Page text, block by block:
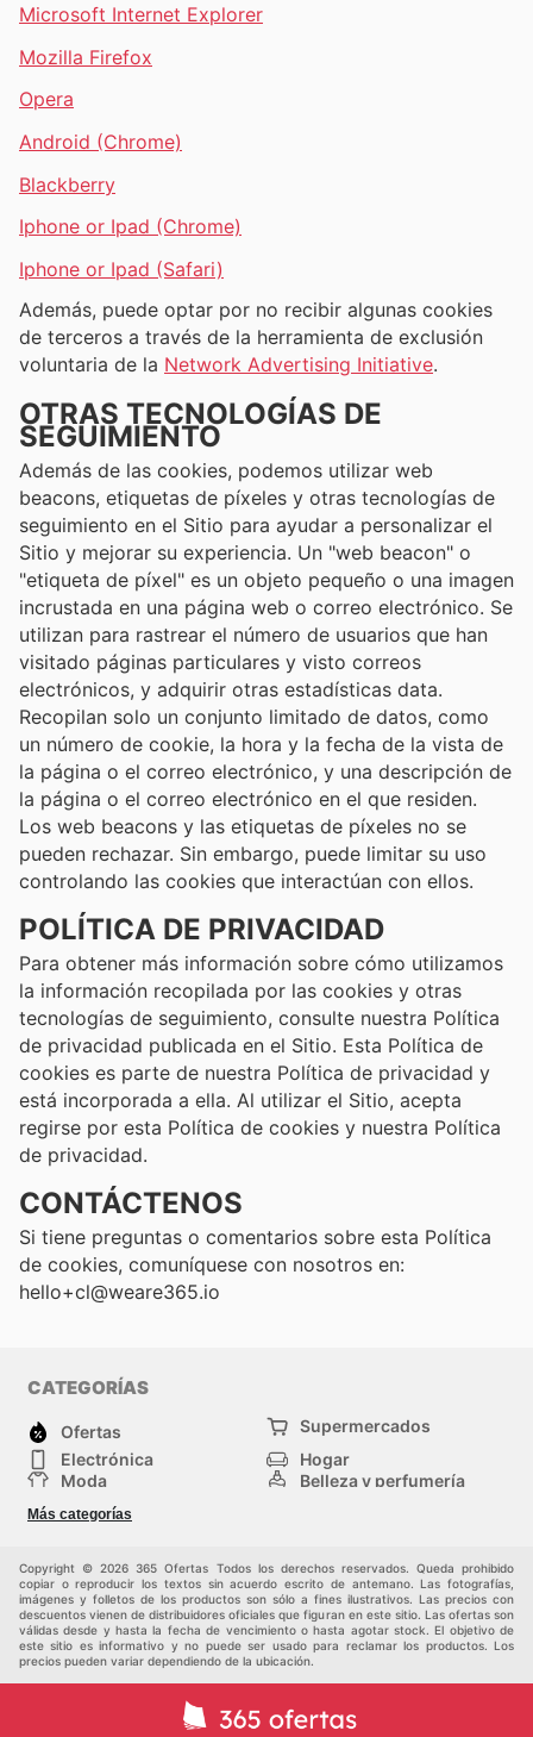
Microsoft Internet Explorer
Mozilla Firefox
Opera
Android (Chrome)
Blackberry
Iphone or Ipad (Chrome)
Iphone or Ipad (Safari)
Además, puede optar por no recibir algunas cookies
de terceros a través de la herramienta de exclusión
voluntaria de la Network Advertising Initiative.
OTRAS TECNOLOGÍAS DE
SEGUIMIENTO
Además de las cookies, podemos utilizar web
beacons, etiquetas de píxeles y otras tecnologías de
seguimiento en el Sitio para ayudar a personalizar el
Sitio y mejorar su experiencia. Un "web beacon" o
"etiqueta de píxel" es un objeto pequeño o una imagen
incrustada en una página web o correo electrónico. Se
utilizan para rastrear el número de usuarios que han
visitado páginas particulares y visto correos
electrónicos, y adquirir otras estadísticas data.
Recopilan solo un conjunto limitado de datos, como
un número de cookie, la hora y la fecha de la vista de
la página o el correo electrónico, y una descripción de
la página o el correo electrónico en el que residen.
Los web beacons y las etiquetas de píxeles no se
pueden rechazar. Sin embargo, puede limitar su uso
controlando las cookies que interactúan con ellos.
POLÍTICA DE PRIVACIDAD
Para obtener más información sobre cómo utilizamos
la información recopilada por las cookies y otras
tecnologías de seguimiento, consulte nuestra Política
de privacidad publicada en el Sitio. Esta Política de
cookies es parte de nuestra Política de privacidad y
está incorporada a ella. Al utilizar el Sitio, acepta
regirse por esta Política de cookies y nuestra Política
de privacidad.
CONTÁCTENOS
Si tiene preguntas o comentarios sobre esta Política
de cookies, comuníquese con nosotros en:
hello+cl@weare365.io
CATEGORÍAS
Ofertas
Supermercados
Electrónica
Hogar
Moda
Belleza y perfumería
Deporte
Más categorías
Copyright © 2026 365 Ofertas Todos los derechos reservados. Queda prohibido
copiar o reproducir los textos sin acuerdo escrito de antemano. Las fotografías,
imágenes y folletos de los productos son sólo a fines ilustrativos. Las precios con
descuentos vienen de distribuidores oficiales que figuran en este sitio. Las ofertas son
válidas desde y hasta la fecha de vencimiento o hasta agotar stock. El objetivo de
este sitio es informativo y no puede ser usado para reclamar los productos. Los
precios pueden variar dependiendo de la ubicación.